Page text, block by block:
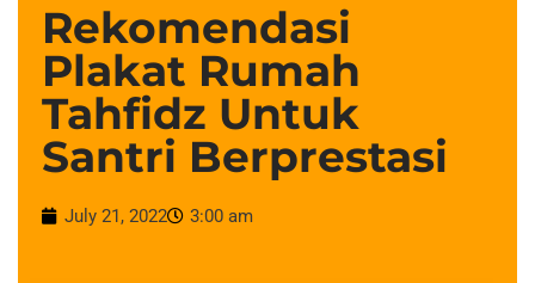
Rekomendasi
Plakat Rumah
Tahfidz Untuk
Santri Berprestasi
July 21, 2022 3:00 am